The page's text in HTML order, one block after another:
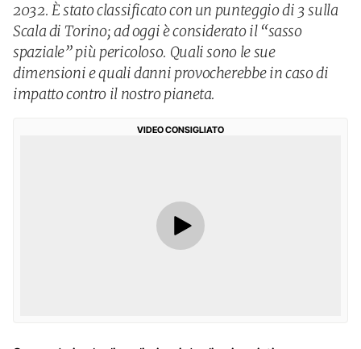
2032. È stato classificato con un punteggio di 3 sulla
Scala di Torino; ad oggi è considerato il “sasso
spaziale” più pericoloso. Quali sono le sue
dimensioni e quali danni provocherebbe in caso di
impatto contro il nostro pianeta.
VIDEO CONSIGLIATO